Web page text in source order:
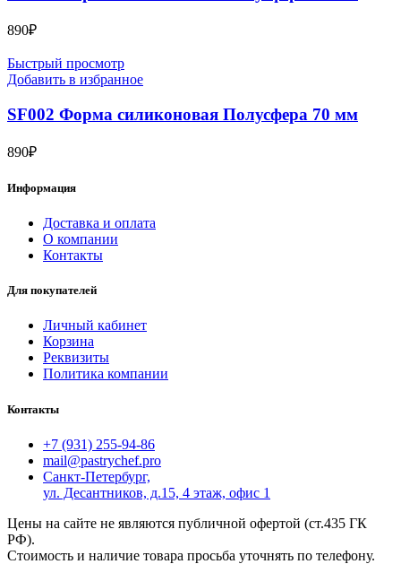
890₽
Быстрый просмотр
Добавить в избранное
SF002 Форма силиконовая Полусфера 70 мм
890₽
Информация
Доставка и оплата
О компании
Контакты
Для покупателей
Личный кабинет
Корзина
Реквизиты
Политика компании
Контакты
+7 (931) 255-94-86
mail@pastrychef.pro
Санкт-Петербург,
ул. Десантников, д.15, 4 этаж, офис 1
Цены на сайте не являются публичной офертой (ст.435 ГК
РФ).
Стоимость и наличие товара просьба уточнять по телефону.